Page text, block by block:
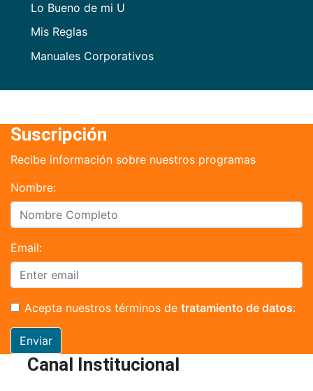
Lo Bueno de mi U
Mis Reglas
Manuales Corporativos
Suscripción
Recibe información sobre nuestros programas
Nombre:
Email:
Acepta nuestros términos de tratamiento de datos:
Enviar
Canal Institucional